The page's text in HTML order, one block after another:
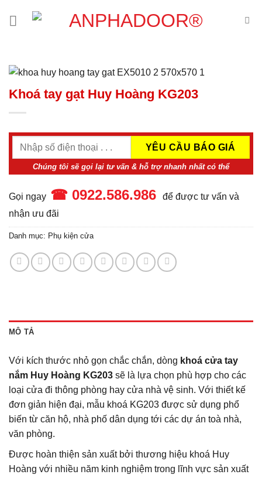
Khoá tay gạt Huy Hoàng KG203
Chúng tôi sẽ gọi lại tư vấn & hỗ trợ nhanh nhất có thể
Gọi ngay ☎ 0922.586.986
để được tư vấn và
nhận ưu đãi
Danh mục: Phụ kiện cửa
MÔ TẢ
Với kích thước nhỏ gọn chắc chắn, dòng khoá cửa tay
nắm Huy Hoàng KG203 sẽ là lựa chọn phù hợp cho các
loại cửa đi thông phòng hay cửa nhà vệ sinh. Với thiết kế
đơn giản hiện đại, mẫu khoá KG203 được sử dụng phổ
biến từ căn hộ, nhà phố dân dụng tới các dự án toà nhà,
văn phòng.
Được hoàn thiện sản xuất bởi thương hiệu khoá Huy
Hoàng với nhiều năm kinh nghiệm trong lĩnh vực sản xuất